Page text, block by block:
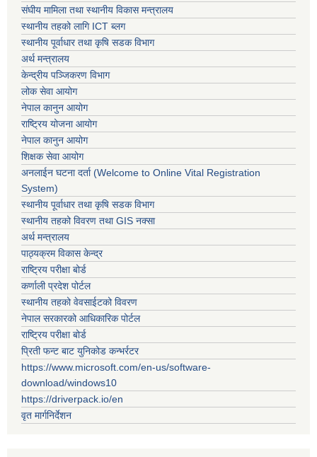
संघीय मामिला तथा स्थानीय विकास मन्त्रालय
स्थानीय तहको लागि ICT ब्लग
स्थानीय पूर्वाधार तथा कृषि सडक विभाग
अर्थ मन्त्रालय
केन्द्रीय पञ्जिकरण विभाग
लोक सेवा आयोग
नेपाल कानुन आयोग
राष्ट्रिय योजना आयोग
नेपाल कानुन आयोग
शिक्षक सेवा आयोग
अनलाईन घटना दर्ता (Welcome to Online Vital Registration
System)
स्थानीय पूर्वाधार तथा कृषि सडक विभाग
स्थानीय तहको विवरण तथा GIS नक्सा
अर्थ मन्त्रालय
पाठ्यक्रम विकास केन्द्र
राष्ट्रिय परीक्षा बोर्ड
कर्णाली प्रदेश पोर्टल
स्थानीय तहको वेवसाईटको विवरण
नेपाल सरकारको आधिकारिक पोर्टल
राष्ट्रिय परीक्षा बोर्ड
प्रिती फन्ट बाट युनिकोड कन्भर्रटर
https://www.microsoft.com/en-us/software-
download/windows10
https://driverpack.io/en
वृत मार्गनिर्देशन